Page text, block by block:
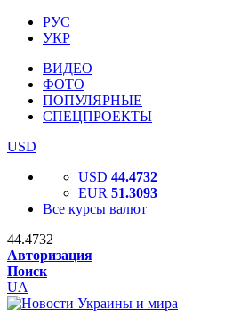
РУС
УКР
ВИДЕО
ФОТО
ПОПУЛЯРНЫЕ
СПЕЦПРОЕКТЫ
USD
USD 44.4732
EUR 51.3093
Все курсы валют
44.4732
Авторизация
Поиск
UA